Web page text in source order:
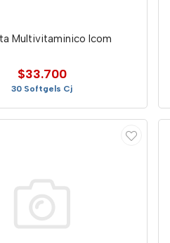
Multivitaminico Icom
$33.700
30 Softgels Cj